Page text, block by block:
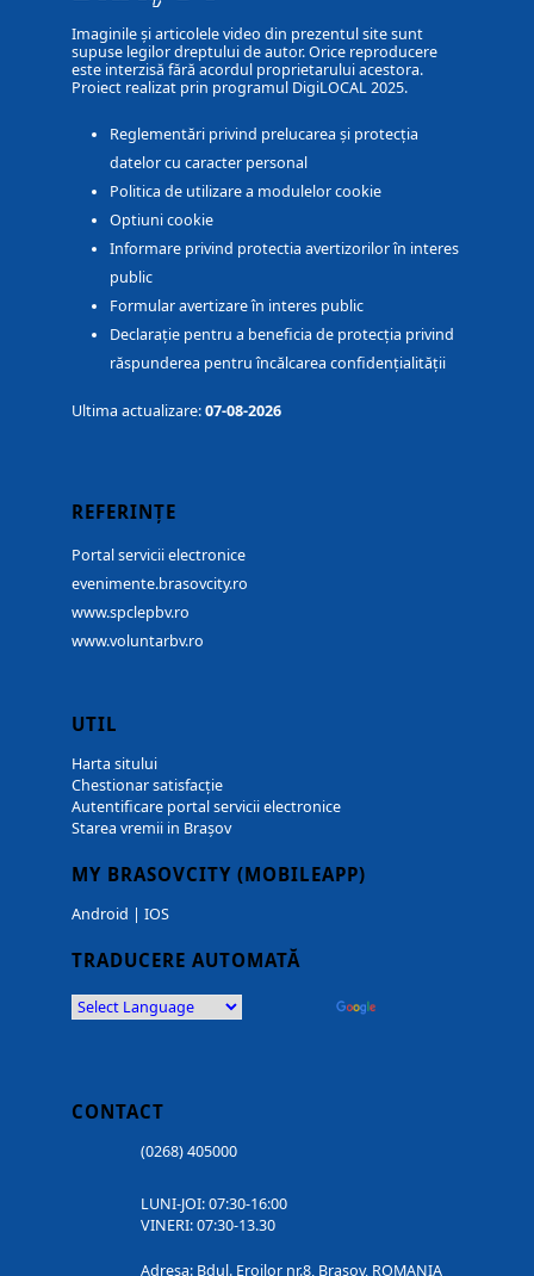
Imaginile și articolele video din prezentul site sunt
supuse legilor dreptului de autor. Orice reproducere
este interzisă fără acordul proprietarului acestora.
Proiect realizat prin programul DigiLOCAL 2025.
Reglementări privind prelucarea și protecția
datelor cu caracter personal
Politica de utilizare a modulelor cookie
Optiuni cookie
Informare privind protectia avertizorilor în interes
public
Formular avertizare în interes public
Declarație pentru a beneficia de protecția privind
răspunderea pentru încălcarea confidențialității
Ultima actualizare:07-08-2026
REFERINȚE
Portal servicii electronice
evenimente.brasovcity.ro
www.spclepbv.ro
www.voluntarbv.ro
UTIL
Harta sitului
Chestionar satisfacție
Autentificare portal servicii electronice
Starea vremii in Brașov
MY BRASOVCITY (MOBILEAPP)
Android | IOS
TRADUCERE AUTOMATĂ
CONTACT
(0268) 405000
LUNI-JOI: 07:30-16:00
VINERI: 07:30-13.30
Adresa: Bdul. Eroilor nr.8, Brasov, ROMANIA